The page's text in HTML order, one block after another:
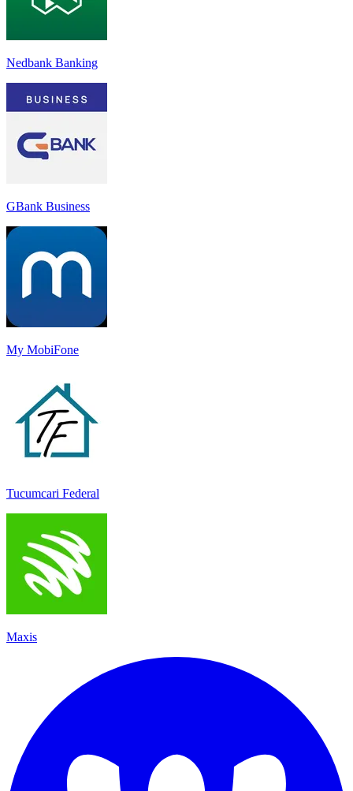
Nedbank Banking
GBank Business
My MobiFone
Tucumcari Federal
Maxis